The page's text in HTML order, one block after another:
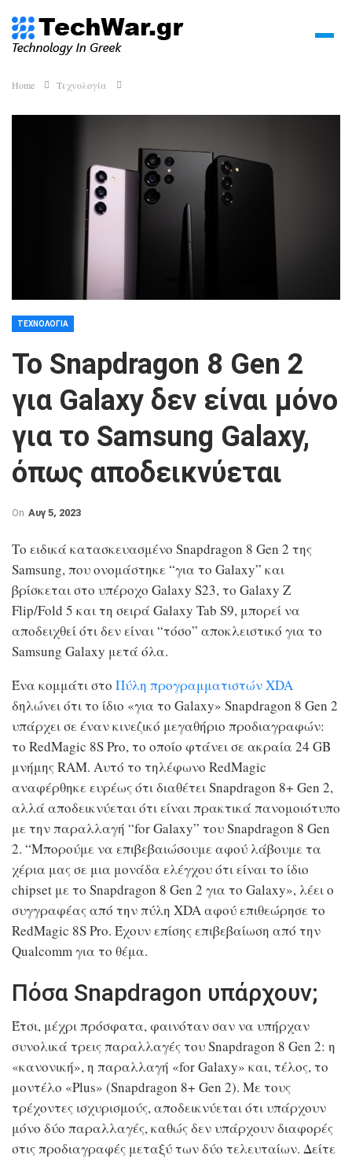
Home Τεχνολογία
ΤΕΧΝΟΛΟΓΊΑ
Το Snapdragon 8 Gen 2
για Galaxy δεν είναι μόνο
για το Samsung Galaxy,
όπως αποδεικνύεται
On Αυγ 5, 2023
Το ειδικά κατασκευασμένο Snapdragon 8 Gen 2 της
Samsung, που ονομάστηκε “για το Galaxy” και
βρίσκεται στο υπέροχο Galaxy S23, το Galaxy Z
Flip/Fold 5 και τη σειρά Galaxy Tab S9, μπορεί να
αποδειχθεί ότι δεν είναι “τόσο” αποκλειστικό για το
Samsung Galaxy μετά όλα.
Ένα κομμάτι στο Πύλη προγραμματιστών XDA
δηλώνει ότι το ίδιο «για το Galaxy» Snapdragon 8 Gen 2
υπάρχει σε έναν κινεζικό μεγαθήριο προδιαγραφών:
το RedMagic 8S Pro, το οποίο φτάνει σε ακραία 24 GB
μνήμης RAM. Αυτό το τηλέφωνο RedMagic
αναφέρθηκε ευρέως ότι διαθέτει Snapdragon 8+ Gen 2,
αλλά αποδεικνύεται ότι είναι πρακτικά πανομοιότυπο
με την παραλλαγή “for Galaxy” του Snapdragon 8 Gen
2. “Μπορούμε να επιβεβαιώσουμε αφού λάβουμε τα
χέρια μας σε μια μονάδα ελέγχου ότι είναι το ίδιο
chipset με το Snapdragon 8 Gen 2 για το Galaxy», λέει ο
συγγραφέας από την πύλη XDA αφού επιθεώρησε το
RedMagic 8S Pro. Έχουν επίσης επιβεβαίωση από την
Qualcomm για το θέμα.
Πόσα Snapdragon υπάρχουν;
Έτσι, μέχρι πρόσφατα, φαινόταν σαν να υπήρχαν
συνολικά τρεις παραλλαγές του Snapdragon 8 Gen 2: η
«κανονική», η παραλλαγή «for Galaxy» και, τέλος, το
μοντέλο «Plus» (Snapdragon 8+ Gen 2). Με τους
τρέχοντες ισχυρισμούς, αποδεικνύεται ότι υπάρχουν
μόνο δύο παραλλαγές, καθώς δεν υπάρχουν διαφορές
στις προδιαγραφές μεταξύ των δύο τελευταίων. Δείτε